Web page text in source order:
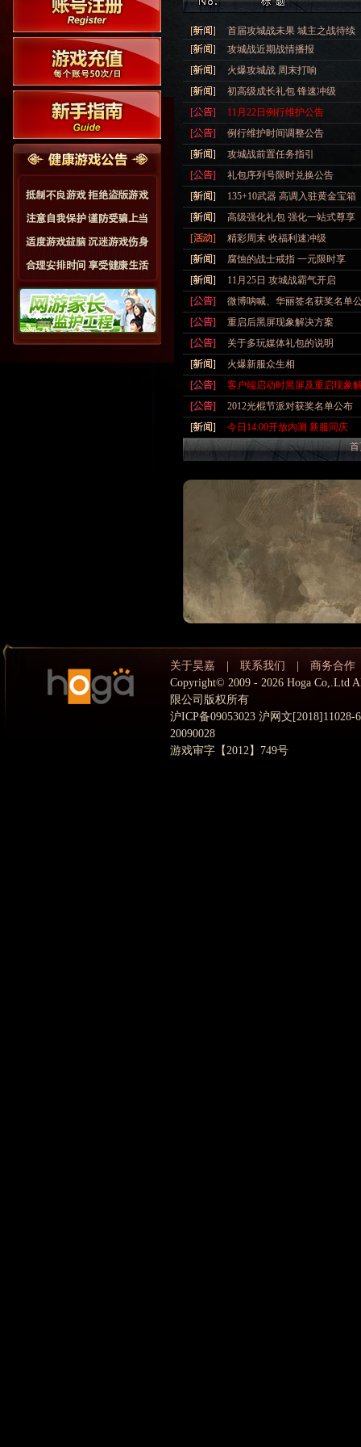
首届攻城战未果 城主之战待续
攻城战近期战情播报
火爆攻城战 周末打响
初高级成长礼包 锋速冲级
11月22日例行维护公告
例行维护时间调整公告
攻城战前置任务指引
礼包序列号限时兑换公告
135+10武器 高调入驻黄金宝箱
高级强化礼包 强化一站式尊享
精彩周末 收福利速冲级
腐蚀的战士戒指 一元限时享
11月25日 攻城战霸气开启
微博呐喊、华丽签名获奖名单
重启后黑屏现象解决方案
关于多玩媒体礼包的说明
火爆新服众生相
客户端启动时黑屏及重启现象
2012光棍节派对获奖名单公布
今日14:00开放内测 新服同庆
首
关于昊嘉 | 联系我们 | 商务合作
Copyright© 2009 - 2026 Hoga Co,.Ltd
限公司版权所有
沪ICP备09053023 沪网文
20090028
游戏审字【2012】749号